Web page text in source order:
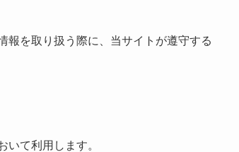
報を取り扱う際に、当サイトが遵守する
て利用します。